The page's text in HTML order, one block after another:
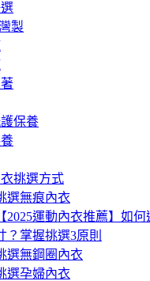
製
保養
挑選方式
選無痕內衣
【2025運動內衣推薦】如
？掌握挑選3原則
選無鋼圈內衣
選孕婦內衣